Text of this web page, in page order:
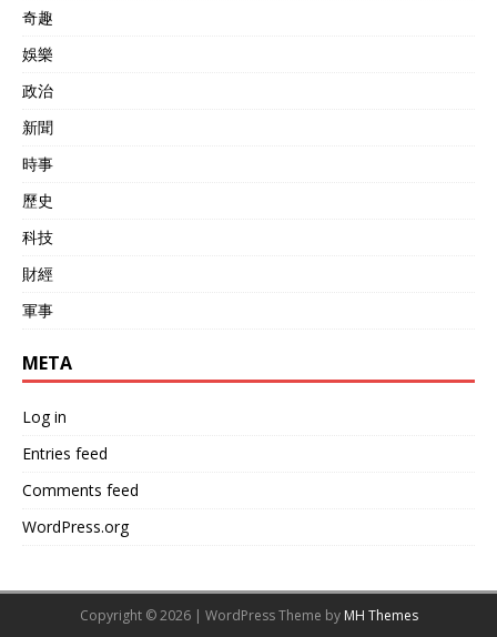
奇趣
娛樂
政治
新聞
時事
歷史
科技
財經
軍事
META
Log in
Entries feed
Comments feed
WordPress.org
Copyright © 2026 | WordPress Theme by MH Themes